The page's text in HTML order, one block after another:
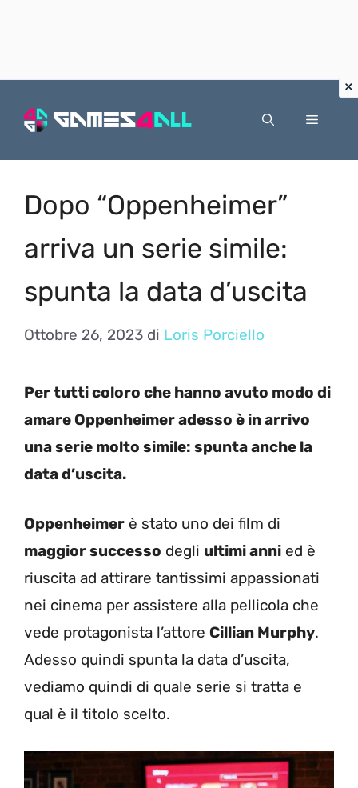
Menu
Dopo “Oppenheimer”
arriva un serie simile:
spunta la data d’uscita
Ottobre 26, 2023 di Loris Porciello
Per tutti coloro che hanno avuto modo di
amare Oppenheimer adesso è in arrivo
una serie molto simile: spunta anche la
data d’uscita.
Oppenheimer è stato uno dei film di
maggior successo degli ultimi anni ed è
riuscita ad attirare tantissimi appassionati
nei cinema per assistere alla pellicola che
vede protagonista l’attore Cillian Murphy.
Adesso quindi spunta la data d’uscita,
vediamo quindi di quale serie si tratta e
qual è il titolo scelto.